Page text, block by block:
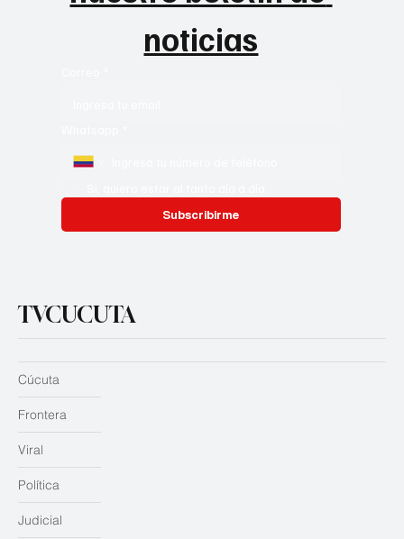
noticias
Subscribirme
TVCUCUTA
Judicial
Cúcuta
Frontera
Viral
Política